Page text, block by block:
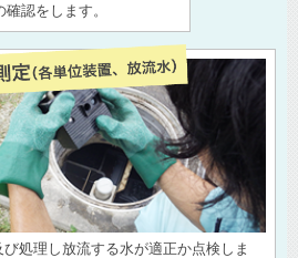
認をします。
処理し放流する水が適正か点検しま